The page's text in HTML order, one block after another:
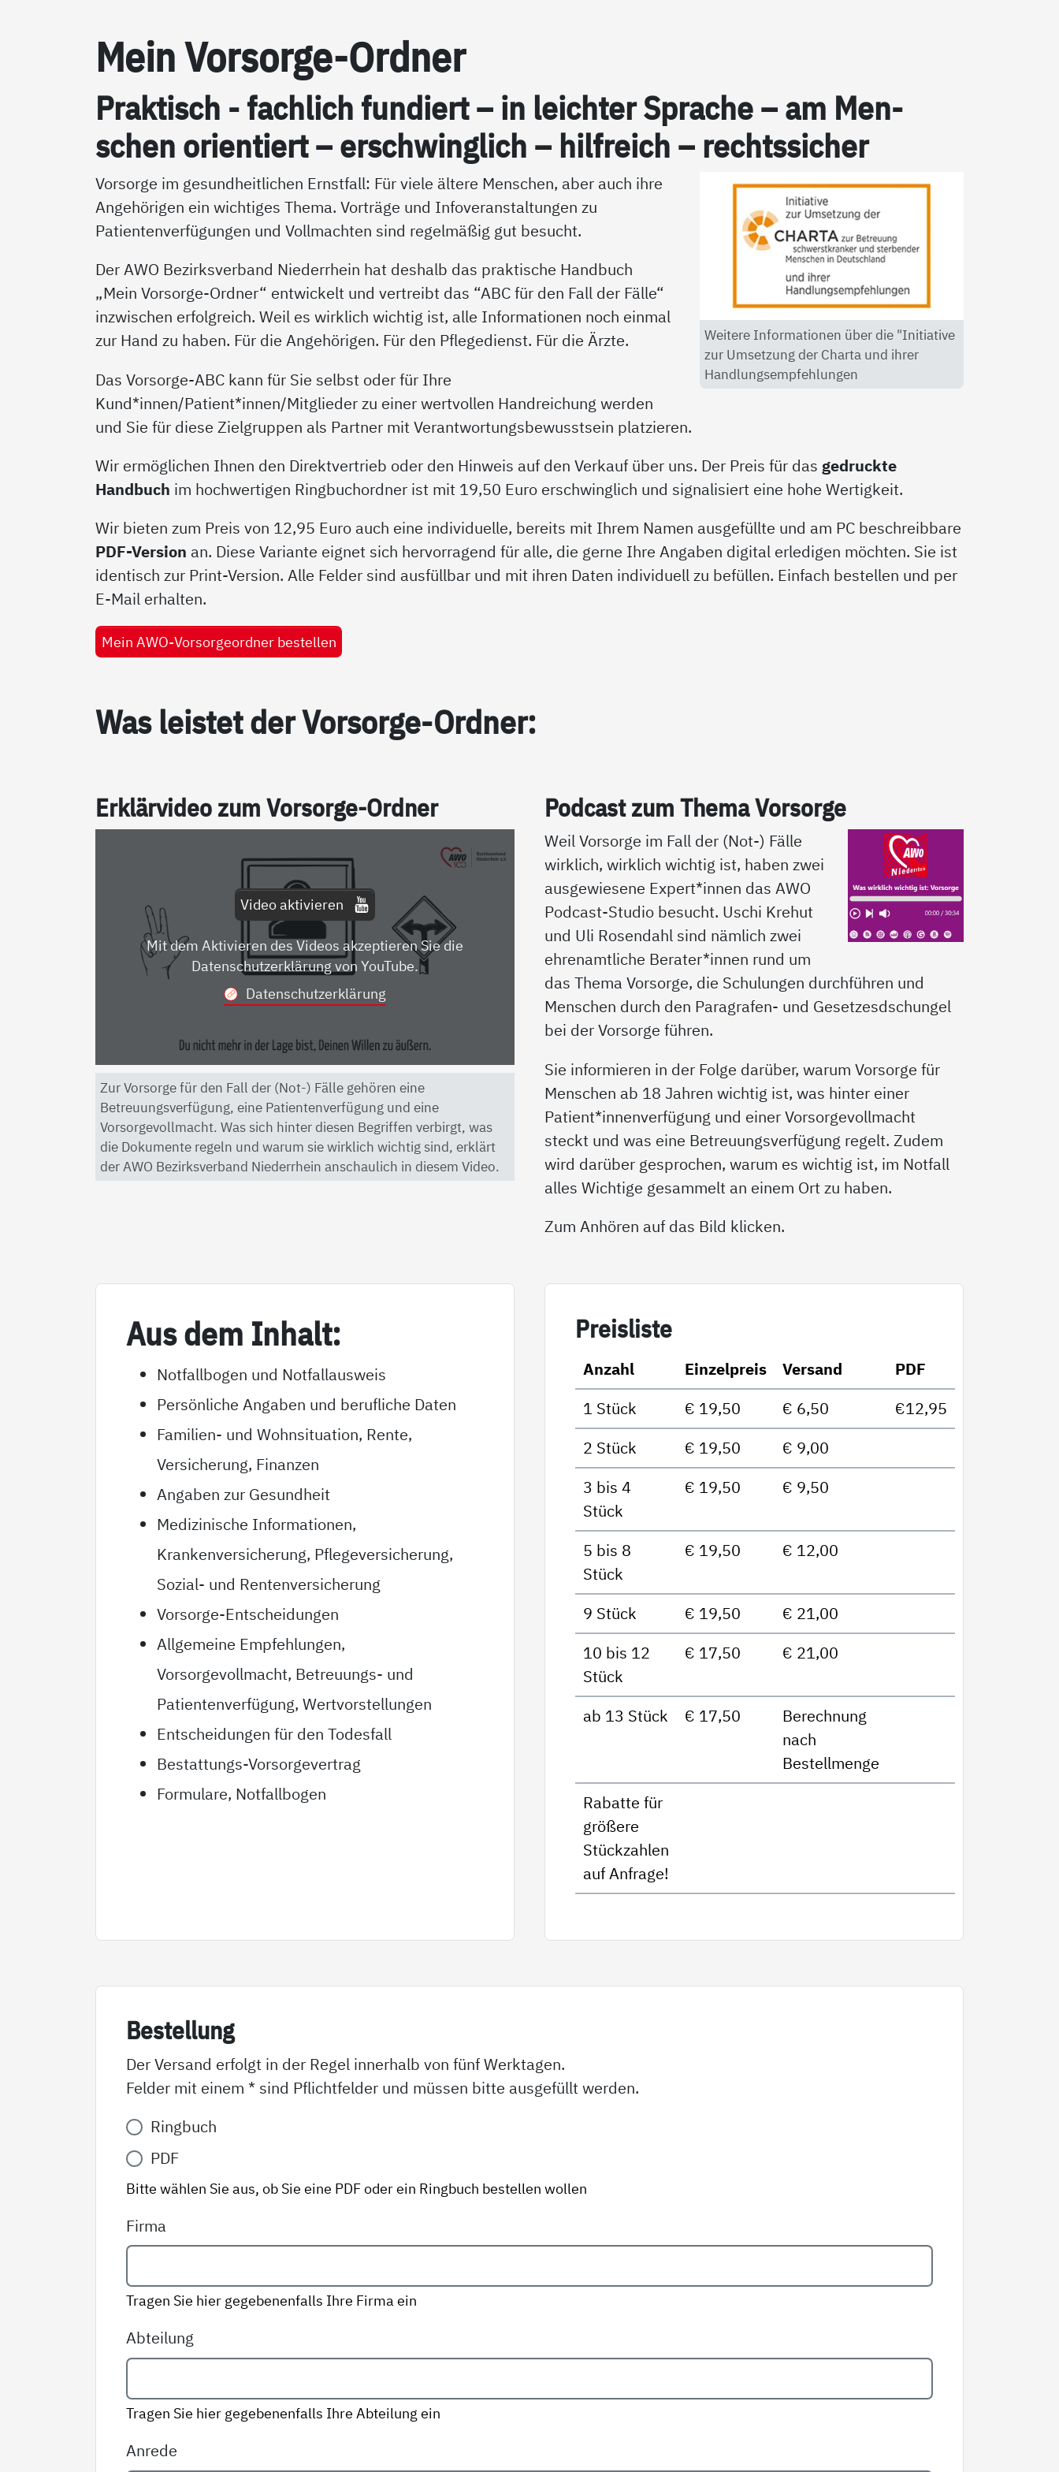
Mein Vor­sor­ge-Ord­ner
Prak­tisch - fach­lich fun­diert – in leich­ter Spra­che – am Men­
schen ori­en­tiert – er­schwing­lich – hil­f­reich – rechts­si­cher
Weitere Informationen über die "Initiative
zur Umsetzung der Charta und ihrer
Handlungsempfehlungen
Vorsorge im gesundheitlichen Ernstfall: Für viele ältere Menschen, aber auch ihre
Angehörigen ein wichtiges Thema. Vorträge und Infoveranstaltungen zu
Patientenverfügungen und Vollmachten sind regelmäßig gut besucht.
Der AWO Bezirksverband Niederrhein hat deshalb das praktische Handbuch
„Mein Vorsorge-Ordner“ entwickelt und vertreibt das “ABC für den Fall der Fälle“
inzwischen erfolgreich. Weil es wirklich wichtig ist, alle Informationen noch einmal
zur Hand zu haben. Für die Angehörigen. Für den Pflegedienst. Für die Ärzte.
Das Vorsorge-ABC kann für Sie selbst oder für Ihre
Kund*innen/Patient*innen/Mitglieder zu einer wertvollen Handreichung werden
und Sie für diese Zielgruppen als Partner mit Verantwortungsbewusstsein platzieren.
Wir ermöglichen Ihnen den Direktvertrieb oder den Hinweis auf den Verkauf über uns. Der Preis für das gedruckte
Handbuch im hochwertigen Ringbuchordner ist mit 19,50 Euro erschwinglich und signalisiert eine hohe Wertigkeit.
Wir bieten zum Preis von 12,95 Euro auch eine individuelle, bereits mit Ihrem Namen ausgefüllte und am PC beschreibbare
PDF-Version an. Diese Variante eignet sich hervorragend für alle, die gerne Ihre Angaben digital erledigen möchten. Sie ist
identisch zur Print-Version. Alle Felder sind ausfüllbar und mit ihren Daten individuell zu befüllen. Einfach bestellen und per
E-Mail erhalten.
Mein AWO-Vorsorgeordner bestellen
Was leis­tet der Vor­sor­ge-Ord­ner:
Er­klär­vi­deo zum Vor­sor­ge-Ord­ner
Video aktivieren
Mit dem Aktivieren des Videos akzeptieren Sie die
Datenschutzerklärung von YouTube.
Datenschutzerklärung
Zur Vorsorge für den Fall der (Not-) Fälle gehören eine
Betreuungsverfügung, eine Patientenverfügung und eine
Vorsorgevollmacht. Was sich hinter diesen Begriffen verbirgt, was
die Dokumente regeln und warum sie wirklich wichtig sind, erklärt
der AWO Bezirksverband Niederrhein anschaulich in diesem Video.
Pod­cast zum The­ma Vor­sor­ge
Weil Vorsorge im Fall der (Not-) Fälle
wirklich, wirklich wichtig ist, haben zwei
ausgewiesene Expert*innen das AWO
Podcast-Studio besucht. Uschi Krehut
und Uli Rosendahl sind nämlich zwei
ehrenamtliche Berater*innen rund um
das Thema Vorsorge, die Schulungen durchführen und
Menschen durch den Paragrafen- und Gesetzesdschungel
bei der Vorsorge führen.
Sie informieren in der Folge darüber, warum Vorsorge für
Menschen ab 18 Jahren wichtig ist, was hinter einer
Patient*innenverfügung und einer Vorsorgevollmacht
steckt und was eine Betreuungsverfügung regelt. Zudem
wird darüber gesprochen, warum es wichtig ist, im Notfall
alles Wichtige gesammelt an einem Ort zu haben.
Zum Anhören auf das Bild klicken.
Aus dem In­halt:
Notfallbogen und Notfallausweis
Persönliche Angaben und berufliche Daten
Familien- und Wohnsituation, Rente,
Versicherung, Finanzen
Angaben zur Gesundheit
Medizinische Informationen,
Krankenversicherung, Pflegeversicherung,
Sozial- und Rentenversicherung
Vorsorge-Entscheidungen
Allgemeine Empfehlungen,
Vorsorgevollmacht, Betreuungs- und
Patientenverfügung, Wertvorstellungen
Entscheidungen für den Todesfall
Bestattungs-Vorsorgevertrag
Formulare, Notfallbogen
Preis­lis­te
Anzahl Einzelpreis Versand
PDF
1 Stück
€ 19,50 € 6,50
€12,95
2 Stück
€ 19,50
€ 9,00
3 bis 4
Stück
€ 19,50 € 9,50
5 bis 8
Stück
€ 19,50 € 12,00
9 Stück € 19,50
€ 21,00
10 bis 12
Stück
€ 17,50 € 21,00
ab 13 Stück € 17,50
Berechnung
nach
Bestellmenge
Rabatte für
größere
Stückzahlen
auf Anfrage!
Be­stel­lung
Der Versand erfolgt in der Regel innerhalb von fünf Werktagen.
Felder mit einem * sind Pflichtfelder und müssen bitte ausgefüllt werden.
Variante*
Ringbuch
PDF
Bitte wählen Sie aus, ob Sie eine PDF oder ein Ringbuch bestellen wollen
Firma
Tragen Sie hier gegebenenfalls Ihre Firma ein
Abteilung
Tragen Sie hier gegebenenfalls Ihre Abteilung ein
Anrede